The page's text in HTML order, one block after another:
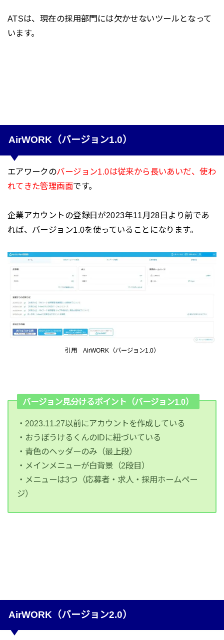
ATSは、現在の採用部門には欠かせないツールとなって
います。
AirWORK（バージョン1.0）
エアワークのバージョン1.0は従来から長いあいだ、使わ
れてきた管理画面です。
企業アカウントの登録日が2023年11月28日より前であ
れば、バージョン1.0を使っていることになります。
引用 AirWORK（バージョン1.0）
バージョン見分けるポイント（バージョン1.0）
・2023.11.27以前にアカウントを作成している
・おうぼうけるくんのIDに紐づいている
・青色のヘッダーのみ（最上段）
・メインメニューが白背景（2段目）
・メニューは3つ（応募者・求人・採用ホームペー
ジ）
AirWORK（バージョン2.0）